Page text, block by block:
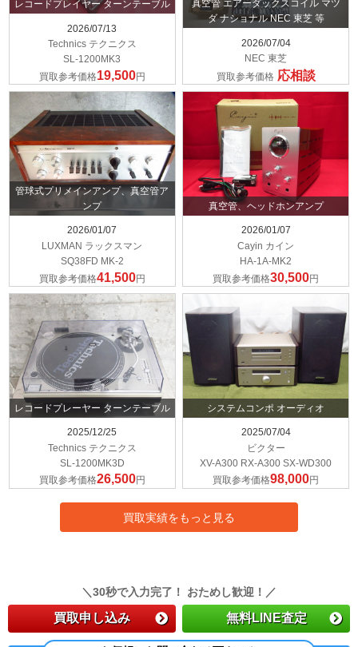
レコードプレイヤー ターンテーブル
2026/07/13
Technics テクニクス
SL-1200MK3
買取参考価格19,500円
真空管 エアーダックスコイル マツ
ダ ナショナル NEC 東芝 等
2026/07/04
NEC 東芝
買取参考価格 応相談
管球式プリメインアンプ、真空管ア
ンプ
2026/01/07
LUXMAN ラックスマン
SQ38FD MK-2
買取参考価格41,500円
真空管、ヘッドホンアンプ
2026/01/07
Cayin カイン
HA-1A-MK2
買取参考価格30,500円
レコードプレーヤー ターンテーブル
2025/12/25
Technics テクニクス
SL-1200MK3D
買取参考価格26,500円
システムコンポ オーディオ
2025/07/04
ビクター
XV-A300 RX-A300 SX-WD300
買取参考価格98,000円
買取実績をもっと見る
＼30秒で入力完了！ おためし歓迎！／
買取申し込み 無料LINE査定